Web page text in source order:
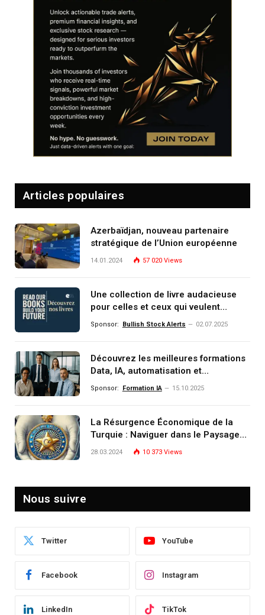
Articles populaires
Azerbaïdjan, nouveau partenaire
stratégique de l’Union européenne
14.01.2024 57 020 Views
Une collection de livre audacieuse
pour celles et ceux qui veulent
comprendre, investir et dominer le
Sponsor: Bullish Stock Alerts 02.07.2025
Découvrez les meilleures formations
Data, IA, automatisation et
investissement (gestion de
Sponsor: Formation IA 15.10.2025
La Résurgence Économique de la
Turquie : Naviguer dans le Paysage
Post-Crise
28.03.2024 10 373 Views
Nous suivre
Twitter YouTube
Facebook Instagram
LinkedIn TikTok